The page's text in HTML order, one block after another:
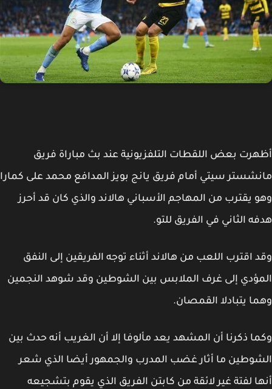
بعض اللقطات التلفزيونية عند بث مباراة فريق
سيتي أمام فريق يانج بويز المدافع محمد على كمارا
يقترب من المهاجم الأسباني هالاند والذي كان قد أحرز
الثاني في الفريق للتو.
اقترب اللعب من هالاند أثناء توجه الفريقين إلى النفق
إلى غرف الملابس بين الشوطين وقد شوهد النجمين
يتبادلا القمصان.
ذكرنا أن المشهد يعد مألوفا إلا أن الغريب أنه حدث بين
ما أثار غضب المدرب والجمهور أيضا الذي شعر
لفتة غير لائقة من كابتن الفريق الذي يقوم بتشجيعه